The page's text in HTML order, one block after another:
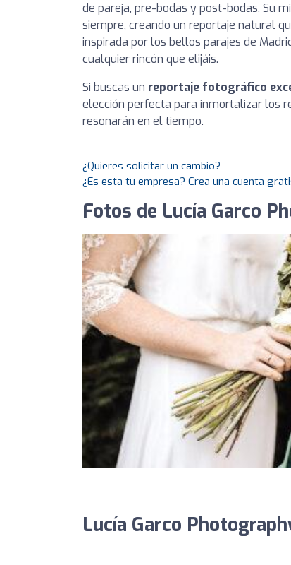
de pareja, pre-bodas y post-bodas. Su
siempre, creando un reportaje natural
inspirada por los bellos parajes de
cualquier rincón que elijáis.
Si buscas un reportaje fotográfico
elección perfecta para inmortalizar los
resonarán en el tiempo.
¿Quieres solicitar un cambio?
¿Es esta tu empresa? Crea una cuenta
Fotos de Lucía Garco
Lucía Garco